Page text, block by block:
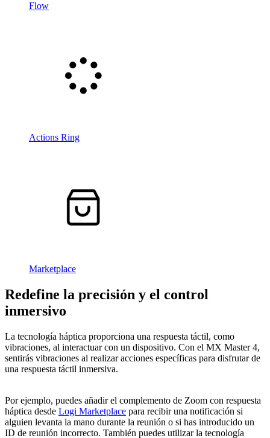
Flow
Actions Ring
Marketplace
Redefine la precisión y el control
inmersivo
La tecnología háptica proporciona una respuesta táctil, como
vibraciones, al interactuar con un dispositivo. Con el MX Master 4,
sentirás vibraciones al realizar acciones específicas para disfrutar de
una respuesta táctil inmersiva.
Por ejemplo, puedes añadir el complemento de Zoom con respuesta
háptica desde Logi Marketplace para recibir una notificación si
alguien levanta la mano durante la reunión o si has introducido un
ID de reunión incorrecto. También puedes utilizar la tecnología